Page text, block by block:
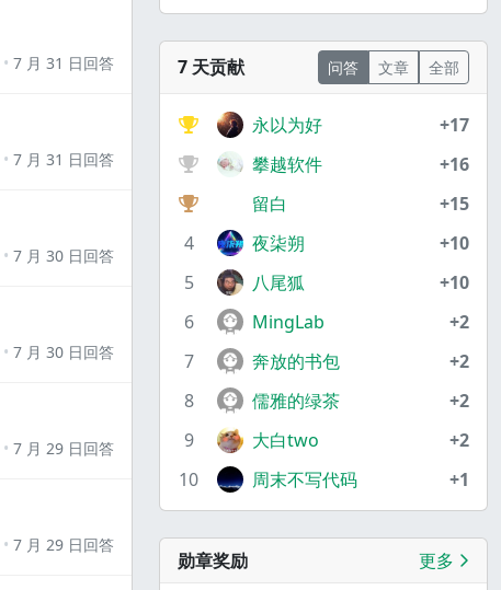
7 月 31 日回答
7 月 31 日回答
7 月 30 日回答
7 月 30 日回答
7 月 29 日回答
7 月 29 日回答
7 天贡献 问答 文章 全部
永以为好
+17
攀越软件
+16
留白
+15
4
夜柒朔
+10
5
八尾狐
+10
6
MingLab
+2
7
奔放的书包
+2
8
儒雅的绿茶
+2
9
大白two
+2
10
周末不写代码 +1
勋章奖励 更多